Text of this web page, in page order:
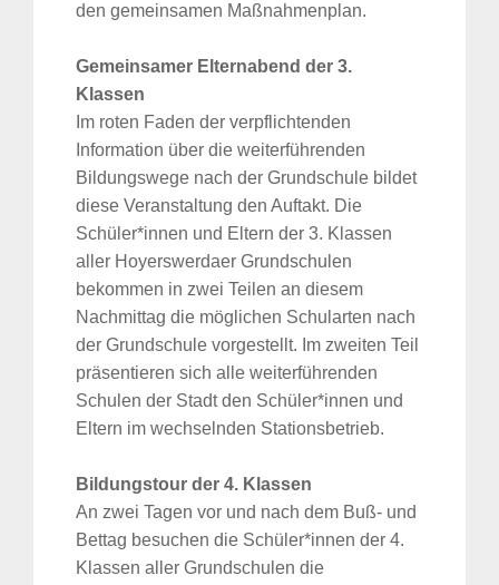
den gemeinsamen Maßnahmenplan.
Gemeinsamer Elternabend der 3.
Klassen
Im roten Faden der verpflichtenden
Information über die weiterführenden
Bildungswege nach der Grundschule bildet
diese Veranstaltung den Auftakt. Die
Schüler*innen und Eltern der 3. Klassen
aller Hoyerswerdaer Grundschulen
bekommen in zwei Teilen an diesem
Nachmittag die möglichen Schularten nach
der Grundschule vorgestellt. Im zweiten Teil
präsentieren sich alle weiterführenden
Schulen der Stadt den Schüler*innen und
Eltern im wechselnden Stationsbetrieb.
Bildungstour der 4. Klassen
An zwei Tagen vor und nach dem Buß- und
Bettag besuchen die Schüler*innen der 4.
Klassen aller Grundschulen die